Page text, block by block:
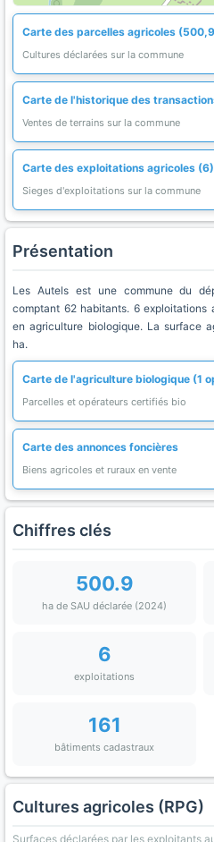
Carte des parcelles agricoles
Cultures déclarées sur la commune
Carte de l'historique des
Ventes de terrains sur la commune
Carte des exploitations agricoles (6)
Sieges d'exploitations sur la commune
Présentation
Les Autels est une commune du
comptant 62 habitants. 6 exploitations
en agriculture biologique. La surface
ha.
Carte de l'agriculture biologique (1
Parcelles et opérateurs certifiés bio
Carte des annonces foncières
Biens agricoles et ruraux en vente
Chiffres clés
500.9
ha de SAU déclarée (2024)
6
exploitations
161
bâtiments cadastraux
Cultures agricoles (RPG)
Surfaces déclarées par les exploitants